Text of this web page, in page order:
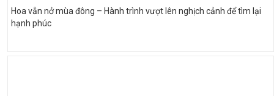
Hoa vẫn nở mùa đông – Hành trình vượt lên nghịch cảnh để tìm lại
hạnh phúc